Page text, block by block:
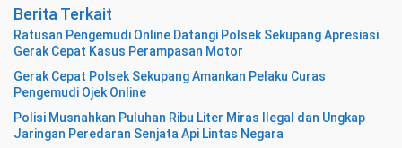
Berita Terkait
Ratusan Pengemudi Online Datangi Polsek Sekupang Apresiasi
Gerak Cepat Kasus Perampasan Motor
Gerak Cepat Polsek Sekupang Amankan Pelaku Curas
Pengemudi Ojek Online
Polisi Musnahkan Puluhan Ribu Liter Miras Ilegal dan Ungkap
Jaringan Peredaran Senjata Api Lintas Negara